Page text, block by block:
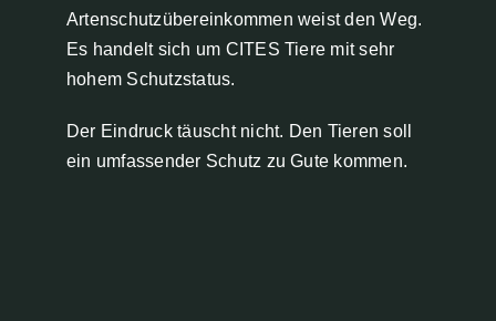
Artenschutzübereinkommen weist den Weg.
Es handelt sich um CITES Tiere mit sehr
hohem Schutzstatus.
Der Eindruck täuscht nicht. Den Tieren soll
ein umfassender Schutz zu Gute kommen.